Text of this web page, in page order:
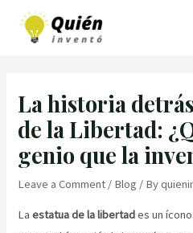
La historia
de la Libertad:
genio que la
Leave a Comment / Blog / By
Laestatua de la libertades un